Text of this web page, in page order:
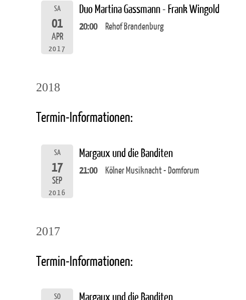
SA
01
APR
2017
Duo Martina Gassmann - Frank Wingold
20:00 Rehof Brandenburg
2018
Termin-Informationen:
SA
17
SEP
2016
Margaux und die Banditen
21:00 Kölner Musiknacht - Domforum
2017
Termin-Informationen:
SO Margaux und die Banditen